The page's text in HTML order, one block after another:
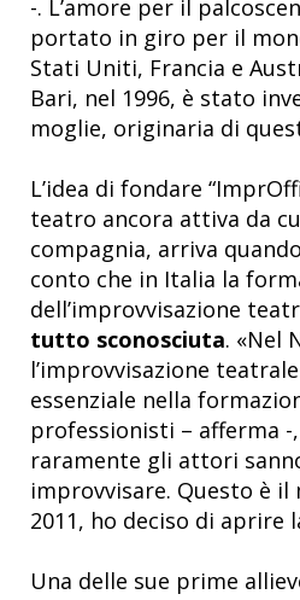
-. L’amore per il
portato in giro per il
Stati Uniti, Francia e
Bari, nel 1996, è stato
moglie, originaria di
L’idea di fondare
teatro ancora attiva da
compagnia, arriva
conto che in Italia la
dell’improvvisazione
tutto sconosciuta. «Nel
l’improvvisazione
essenziale nella
professionisti – afferma
raramente gli attori
improvvisare. Questo è
2011, ho deciso di aprire
Una delle sue prime